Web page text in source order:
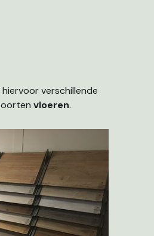
verschillende
vloeren.